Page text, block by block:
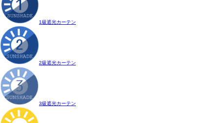
1級遮光カーテン
2級遮光カーテン
3級遮光カーテン